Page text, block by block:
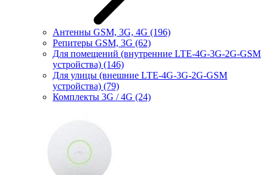
Антенны GSM, 3G, 4G (196)
Репитеры GSM, 3G (62)
Для помещений (внутренние LTE-4G-3G-2G-GSM
устройства) (146)
Для улицы (внешние LTE-4G-3G-2G-GSM
устройства) (79)
Комплекты 3G / 4G (24)